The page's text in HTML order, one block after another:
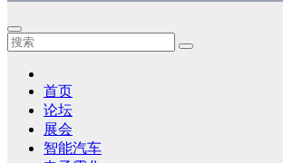
首页
论坛
展会
智能汽车